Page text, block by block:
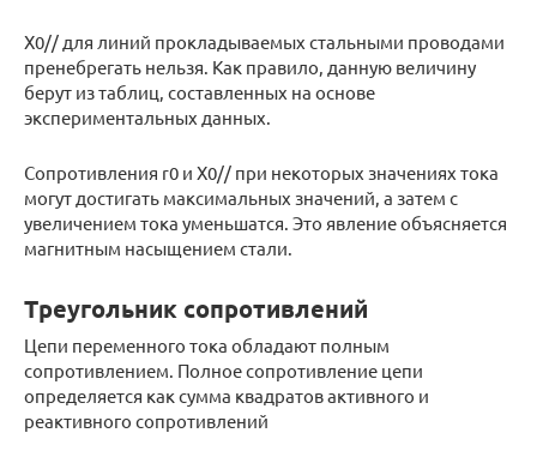
Х0// для линий прокладываемых стальными проводами
пренебрегать нельзя. Как правило, данную величину
берут из таблиц, составленных на основе
экспериментальных данных.
Сопротивления r0 и Х0// при некоторых значениях тока
могут достигать максимальных значений, а затем с
увеличением тока уменьшатся. Это явление объясняется
магнитным насыщением стали.
Треугольник сопротивлений
Цепи переменного тока обладают полным
сопротивлением. Полное сопротивление цепи
определяется как сумма квадратов активного и
реактивного сопротивлений